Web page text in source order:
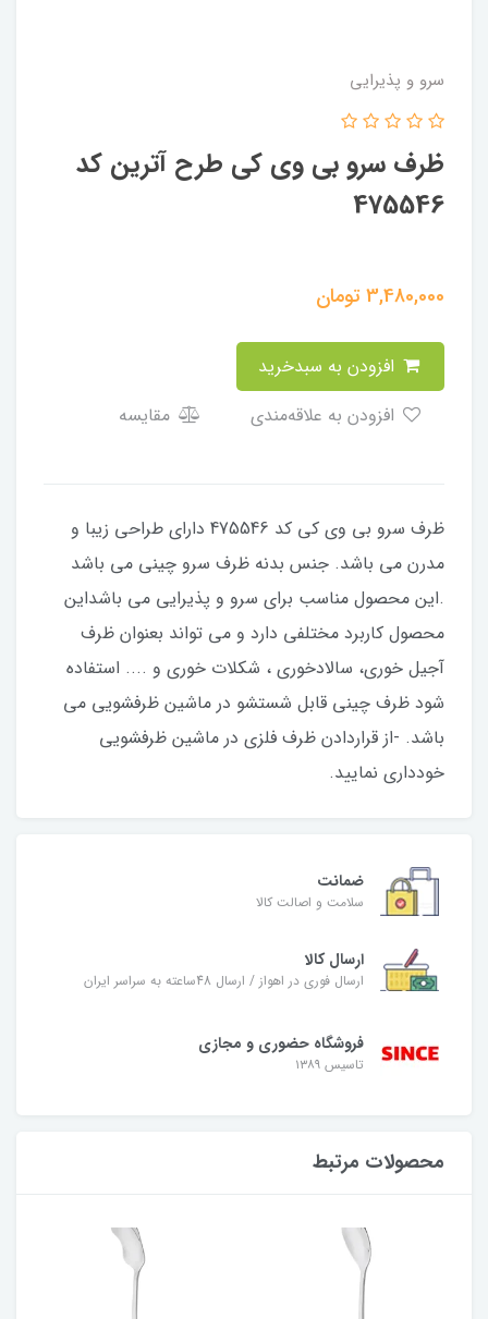
سرو و پذیرایی
ظرف سرو بی وی کی طرح آترین کد
475546
3,480,000تومان
مقایسه
ظرف سرو بی وی کی کد 475546 دارای طراحی زیبا و
مدرن می باشد. جنس بدنه ظرف سرو چینی می باشد
.این محصول مناسب برای سرو و پذیرایی می باشداین
محصول کاربرد مختلفی دارد و می تواند بعنوان ظرف
آجیل خوری، سالادخوری ، شکلات خوری و .... استفاده
شود ظرف چینی قابل شستشو در ماشین ظرفشویی می
باشد. -از قراردادن ظرف فلزی در ماشین ظرفشویی
خودداری نمایید.
ضمانت
سلامت و اصالت کالا
ارسال کالا
ارسال فوری در اهواز / ارسال 48ساعته به سراسر ایران
فروشگاه حضوری و مجازی
تاسیس ۱۳۸۹
محصولات مرتبط